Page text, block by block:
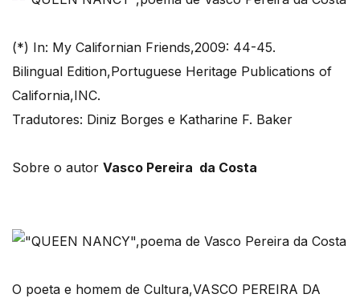
(*) In: My Californian Friends,2009: 44-45.
Bilingual Edition,Portuguese Heritage Publications of
California,INC.
Tradutores: Diniz Borges e Katharine F. Baker
Sobre o autor Vasco Pereira da Costa
O poeta e homem de Cultura,VASCO PEREIRA DA